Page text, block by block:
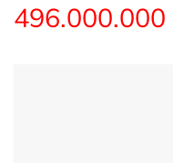
496.000.000